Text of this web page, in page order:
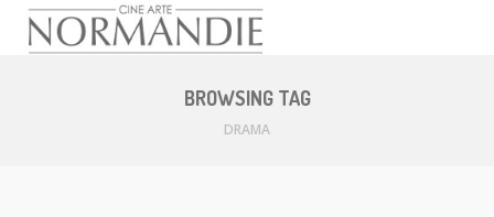
BROWSING TAG
DRAMA